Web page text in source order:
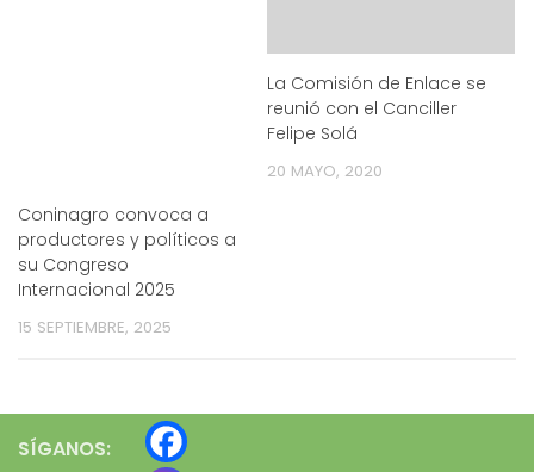
Coninagro convoca a
productores y políticos a
su Congreso
Internacional 2025
15 SEPTIEMBRE, 2025
La Comisión de Enlace se
reunió con el Canciller
Felipe Solá
20 MAYO, 2020
SÍGANOS: